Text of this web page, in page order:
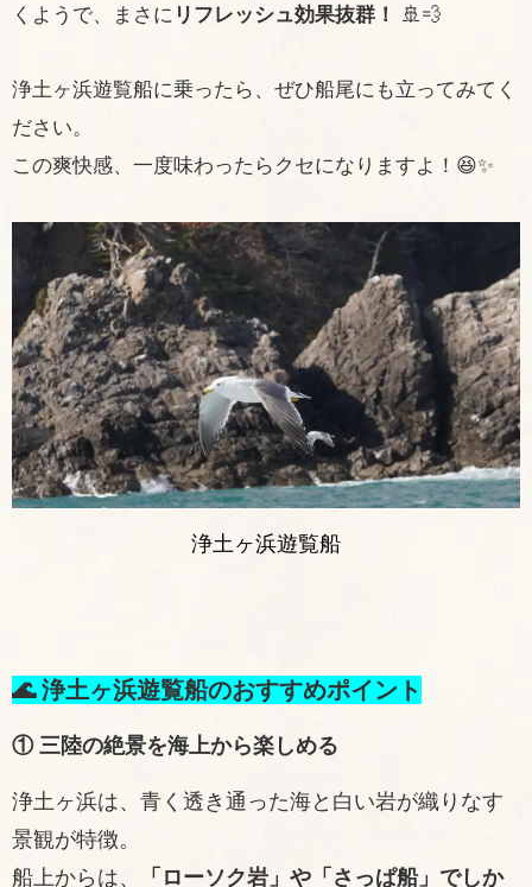
くようで、まさに リフレッシュ効果抜群！ 🚢💨
浄土ヶ浜遊覧船に乗ったら、ぜひ船尾にも立ってみてく
ださい。
この爽快感、一度味わったらクセになりますよ！😆✨
浄土ヶ浜遊覧船
🌊 浄土ヶ浜遊覧船のおすすめポイント
① 三陸の絶景を海上から楽しめる
浄土ヶ浜は、青く透き通った海と白い岩が織りなす
景観が特徴。
船上からは、
「ローソク岩」や「さっぱ船」でしか